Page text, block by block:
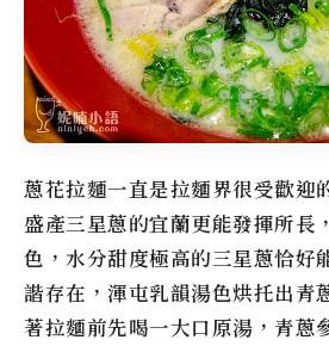
蔥花拉麵一直是拉麵界很受歡迎
盛產三星蔥的宜蘭更能發揮所長
色，水分甜度極高的三星蔥恰好
諧存在，渾屯乳韻湯色烘托出青
著拉麵前先喝一大口原湯，青蔥